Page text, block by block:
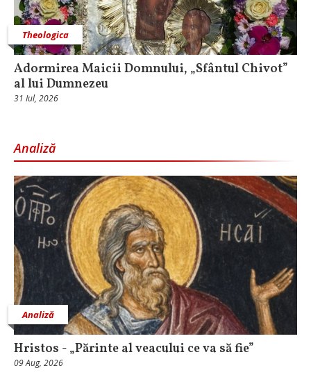
Theologica
Adormirea Maicii Domnului, „Sfântul Chivot”
al lui Dumnezeu
31 Iul, 2026
Analiză
Analiză
Hristos - „Părinte al veacului ce va să fie”
09 Aug, 2026